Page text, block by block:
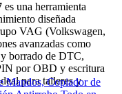
es una herramienta
diseñada
VAG (Volkswagen,
avanzadas como
borrado de DTC,
por OBD y escritura
para talleres y